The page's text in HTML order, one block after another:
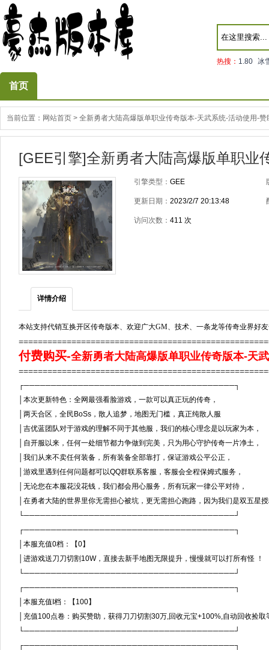
热搜： 1.80 冰
首页
当前位置： 网站首页 > 全新勇者大陆高爆版单职业传奇版本-天武系统-活动使用-赞
[GEE引擎]全新勇者大陆高爆版单职业
引擎类型： GEE
更新日期： 2023/2/7 20:13:48
访问次数： 411 次
详情介绍
本站支持代销互换开区传奇版本、欢迎广大GM、技术、一条龙等传奇业界好
付费购买-全新勇者大陆高爆版单职业传奇版本-天
┌───────────────────────────────────────┐
│本次更新特色：全网最强看脸游戏，一款可以真正玩的传奇，
│两天合区，全民BoSs，散人追梦，地图无门槛，真正纯散人服
│吉优蓝团队对于游戏的理解不同于其他服，我们的核心理念是以玩家为
│自开服以来，任何一处细节都力争做到完美，只为用心守护传奇一片净
│我们从来不卖任何装备，所有装备全部靠打，保证游戏公平公正，
│游戏里遇到任何问题都可以QQ群联系客服，客服会全程保姆式服务
│无论您在本服花没花钱，我们都会用心服务，所有玩家一律公平对待
│在勇者大陆的世界里你无需担心被坑，更无需担心跑路，因为我们是双五
└───────────────────────────────────────┘
┌───────────────────────────────────────┐
│本服充值0档：【0】
│进游戏送刀刀切割10W，直接去新手地图无限提升，慢慢就可以打所有
└───────────────────────────────────────┘
┌───────────────────────────────────────┐
│本服充值I档：【100】
│充值100点卷：购买赞助，获得刀刀切割30万,回收元宝+100%,自动回收捡
└───────────────────────────────────────┘
┌───────────────────────────────────────┐